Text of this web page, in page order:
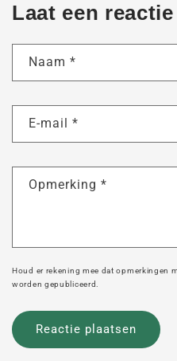
Laat een
Naam *
E-mail *
Opmerking *
Houd er rekening mee dat opmerkingen
worden gepubliceerd.